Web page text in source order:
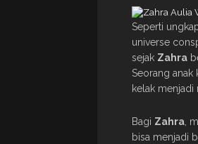
Seperti
universe
sejak Zahra
Seorang
kelak menjadi
Bagi Zahra,
bisa menjadi